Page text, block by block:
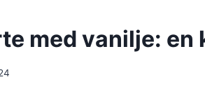
med vanilje: en